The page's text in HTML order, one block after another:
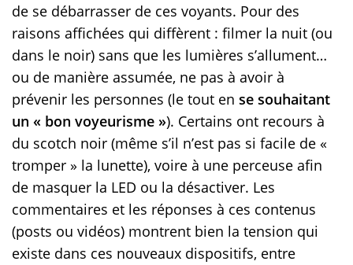
de se débarrasser de ces voyants. Pour des
raisons affichées qui diffèrent : filmer la nuit (ou
dans le noir) sans que les lumières s’allument…
ou de manière assumée, ne pas à avoir à
prévenir les personnes (le tout en se souhaitant
un « bon voyeurisme »). Certains ont recours à
du scotch noir (même s’il n’est pas si facile de «
tromper » la lunette), voire à une perceuse afin
de masquer la LED ou la désactiver. Les
commentaires et les réponses à ces contenus
(posts ou vidéos) montrent bien la tension qui
existe dans ces nouveaux dispositifs, entre